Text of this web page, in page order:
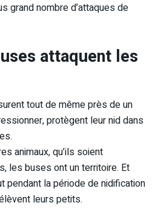
grand nombre d’attaques de
attaquent les
tout de même près de un
protègent leur nid dans
animaux, qu’ils soient
les buses ont un territoire. Et
pendant la période de nidification
leurs petits.